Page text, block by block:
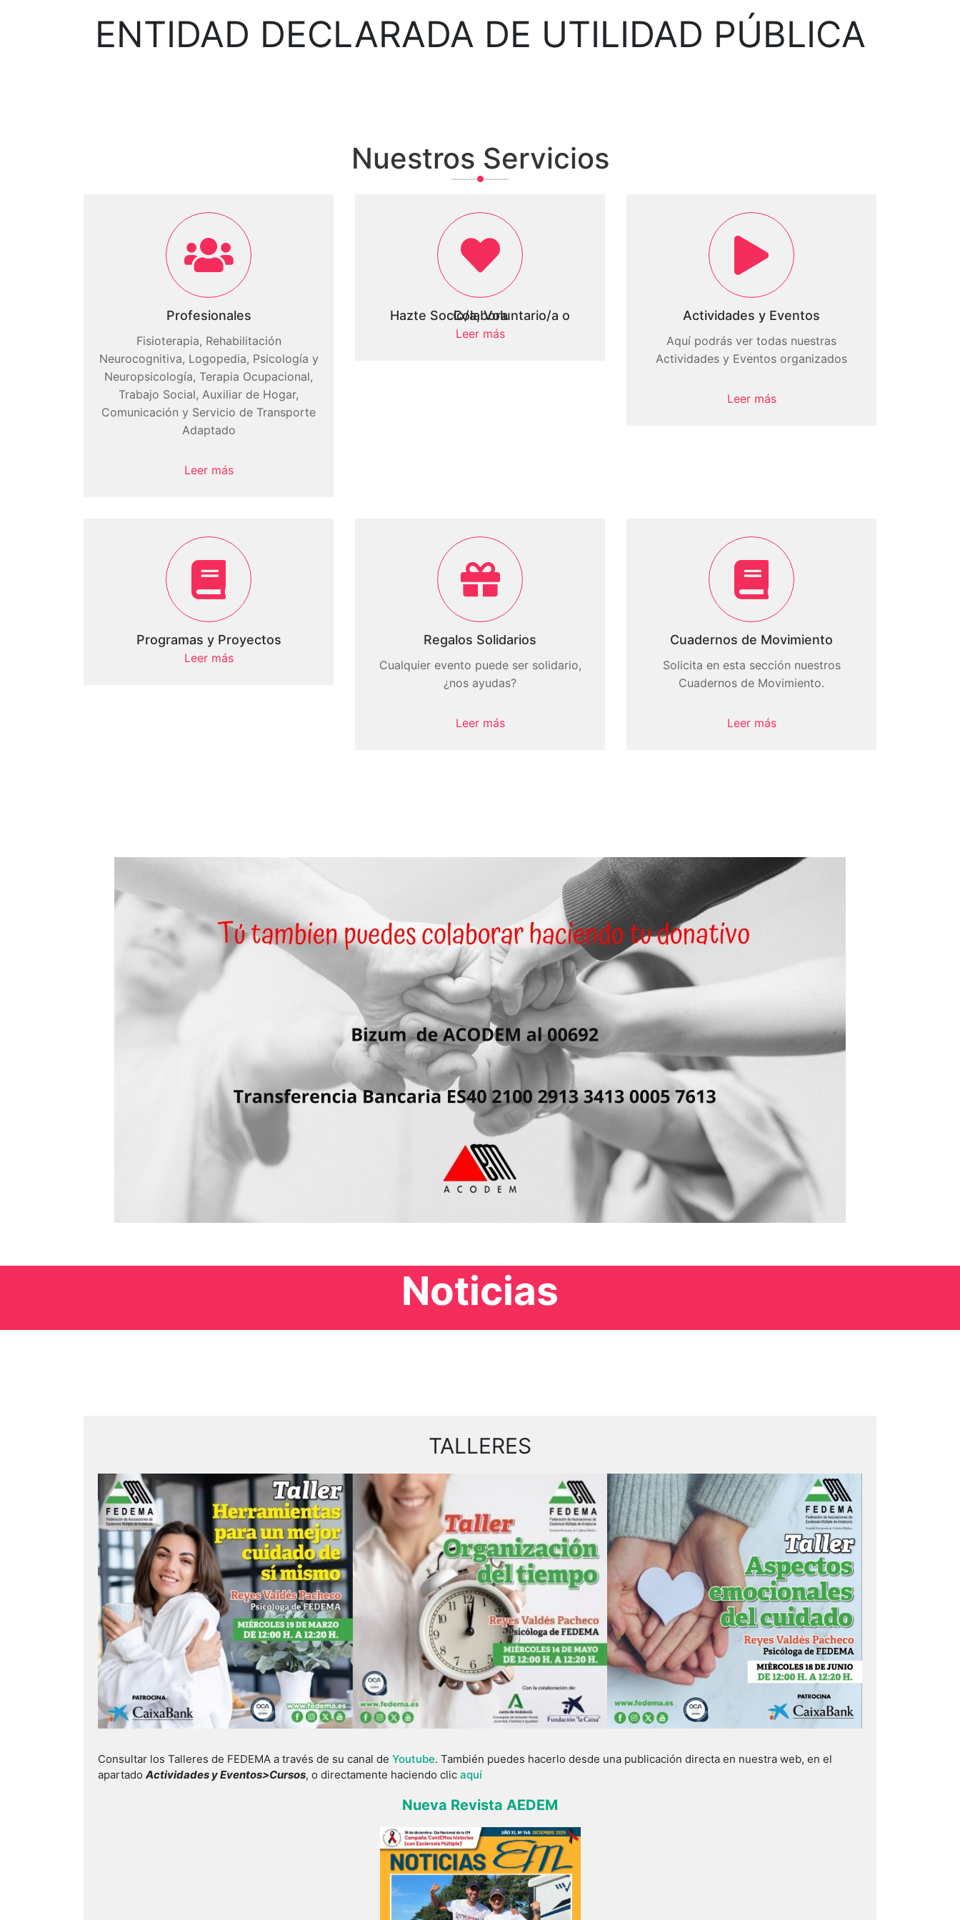
ENTIDAD DECLARADA DE UTILIDAD PÚBLICA
Nuestros Servicios
Profesionales
Fisioterapia, Rehabilitación
Neurocognitiva, Logopedia, Psicología y
Neuropsicología, Terapia Ocupacional,
Trabajo Social, Auxiliar de Hogar,
Comunicación y Servicio de Transporte
Adaptado
Leer más
Hazte Socio/a, Voluntario/a o Colabora
Leer más
Actividades y Eventos
Aquí podrás ver todas nuestras
Actividades y Eventos organizados
Leer más
Programas y Proyectos
Leer más
Regalos Solidarios
Cualquier evento puede ser solidario,
¿nos ayudas?
Leer más
Cuadernos de Movimiento
Solicita en esta sección nuestros
Cuadernos de Movimiento.
Leer más
Noticias
TALLERES
Consultar los Talleres de FEDEMA a través de su canal de Youtube. También puedes hacerlo desde una publicación directa en nuestra web, en el
apartado Actividades y Eventos>Cursos, o directamente haciendo clic aquí
Nueva Revista AEDEM